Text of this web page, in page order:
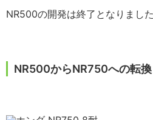
NR500の開発は終了となりました
NR500からNR750への転換